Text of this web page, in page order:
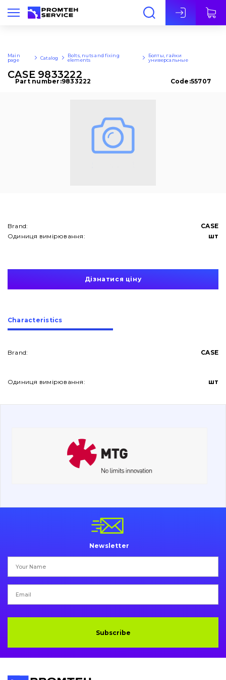
Eng
About Us
Contacts
Vacancies
G.E.T
Buffers and pads
Hydraulics
Main
page
Catalog
Bolts, nuts and fixing
elements
Болты, гайки
универсальные
CASE 9833222
Part number:9833222 Code:55707
Brand:
CASE
Одиниця вимірювання:
шт
Дізнатися ціну
Сharacteristics
Brand: CASE
Одиниця вимірювання: шт
Newsletter
Subscribe